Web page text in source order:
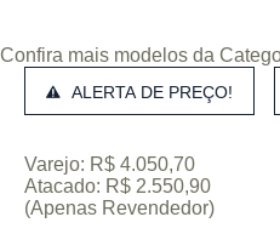
Confira mais modelos da
ALERTA DE PREÇO!
Varejo: R$ 4.050,70
Atacado: R$ 2.550,90
(Apenas Revendedor)